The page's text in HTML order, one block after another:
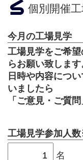
個別開催
今月の工場見学
工場見学をご希
らお願い致します
日時や内容につ
いましたら
「ご意見・ご質
工場見学参加人数
名